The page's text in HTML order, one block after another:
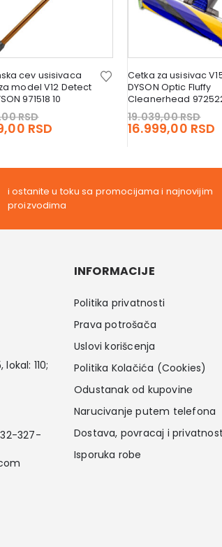
cev usisivaca
model V12 Detect
971518 10
RSD
price
11.423,00 RSD.
RSD
10.199,00 RSD.
Cetka za usisivac
DYSON Optic Fluffy
Cleanerhead
19.039,00RSD
16.999,00 RSD
i ostanite u toku sa promocijama i najnovijim
proizvodima
, lokal: 110;
327-
INFORMACIJE
Politika privatnosti
Prava potrošača
Uslovi korišcenja
Politika Kolačića (Cookies)
Odustanak od kupovine
Narucivanje putem telefona
Dostava, povracaj i privatnost
Isporuka robe